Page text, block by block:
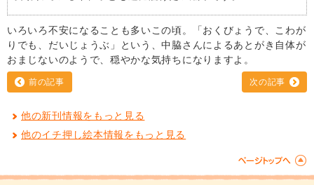
いろいろ不安になることも多いこの頃。「おくびょうで、こわが
りでも、だいじょうぶ」という、中脇さんによるあとがき自体が
おまじないのようで、穏やかな気持ちになりますよ。
前の記事 次の記事
他の新刊情報をもっと見る
他のイチ押し絵本情報をもっと見る